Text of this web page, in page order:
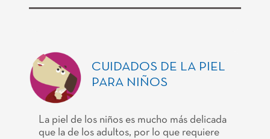
CUIDADOS DE LA PIEL
PARA NIÑOS
La piel de los niños es mucho más delicada
que la de los adultos, por lo que requiere